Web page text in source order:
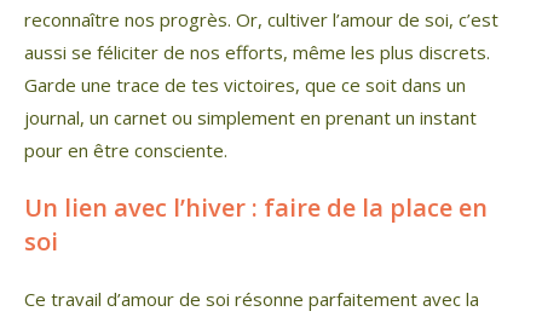
reconnaître nos progrès. Or, cultiver l’amour de soi, c’est
aussi se féliciter de nos efforts, même les plus discrets.
Garde une trace de tes victoires, que ce soit dans un
journal, un carnet ou simplement en prenant un instant
pour en être consciente.
Un lien avec l’hiver : faire de la place en
soi
Ce travail d’amour de soi résonne parfaitement avec la